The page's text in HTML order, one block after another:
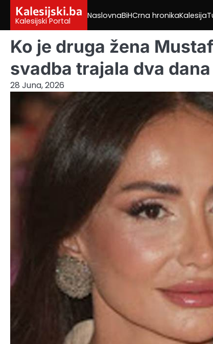
content
Kalesijski.ba
Kalesijski Portal
NaslovnaBiHCrna hronikaKalesija
Ko je druga žena
svadba trajala dva dana
28 Juna, 2026